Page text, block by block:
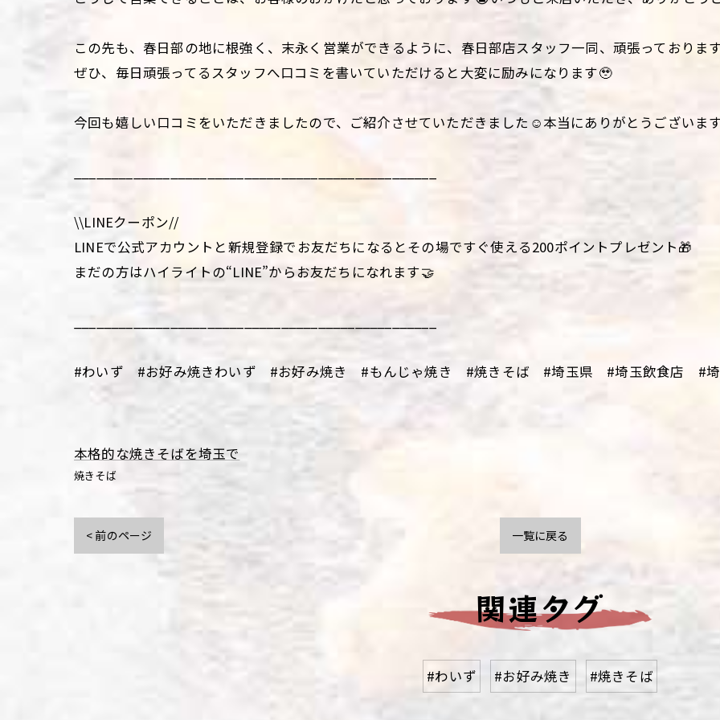
この先も、春日部の地に根強く、末永く営業ができるように、春日部店スタッフ一同、頑張っておりま
ぜひ、毎日頑張ってるスタッフへ口コミを書いていただけると大変に励みになります🥹
今回も嬉しい口コミをいただきましたので、ご紹介させていただきました☺️本当にありがとうございま
\\LINEクーポン//
LINEで公式アカウントと新規登録でお友だちになるとその場ですぐ使える200ポイントプレゼント🎁
まだの方はハイライトの“LINE”からお友だちになれます🤝
#わいず #お好み焼きわいず #お好み焼き #もんじゃ焼き #焼きそば #埼玉県 #埼玉飲食店 #埼
本格的な焼きそばを埼玉で
焼きそば
< 前のページ 一覧に戻る
関連タグ
#わいず #お好み焼き #焼きそば